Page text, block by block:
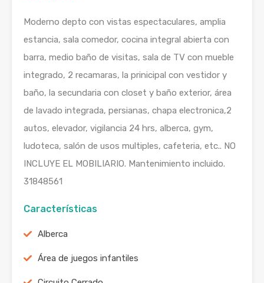
Moderno depto con vistas espectaculares, amplia
estancia, sala comedor, cocina integral abierta con
barra, medio baño de visitas, sala de TV con mueble
integrado, 2 recamaras, la prinicipal con vestidor y
baño, la secundaria con closet y baño exterior, área
de lavado integrada, persianas, chapa electronica,2
autos, elevador, vigilancia 24 hrs, alberca, gym,
ludoteca, salón de usos multiples, cafeteria, etc.. NO
INCLUYE EL MOBILIARIO. Mantenimiento incluido.
31848561
Características
Alberca
Área de juegos infantiles